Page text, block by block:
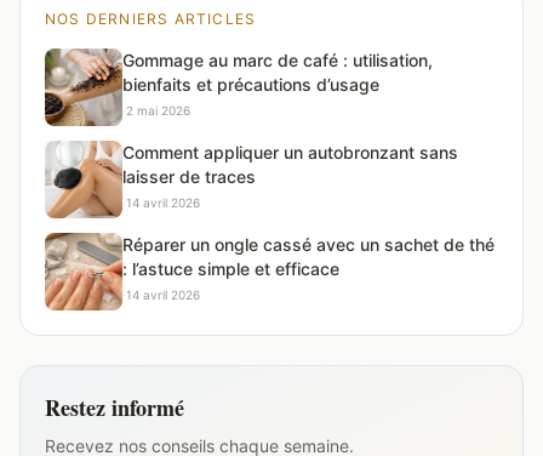
NOS DERNIERS ARTICLES
Gommage au marc de café : utilisation,
bienfaits et précautions d’usage
·2 mai 2026
Comment appliquer un autobronzant sans
laisser de traces
·14 avril 2026
Réparer un ongle cassé avec un sachet de thé
: l’astuce simple et efficace
·14 avril 2026
Restez informé
Recevez nos conseils chaque semaine.